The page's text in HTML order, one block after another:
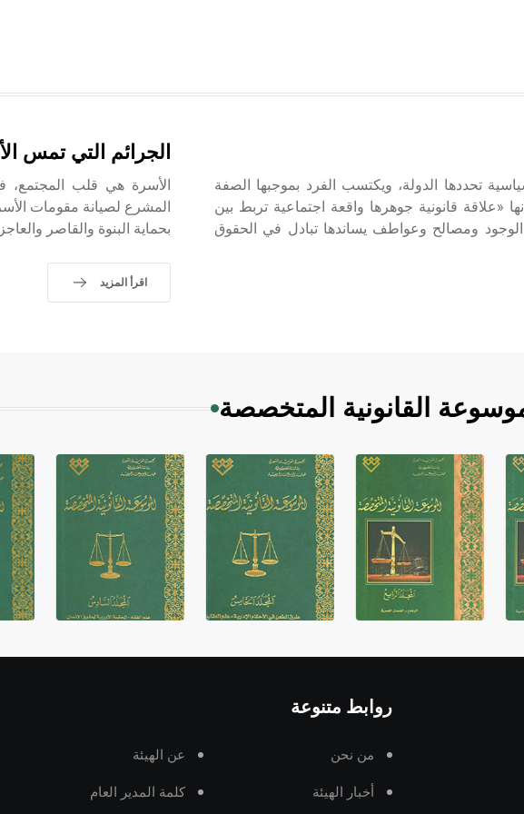
تحددها الدولة، ويكتسب الفرد بموجبها الصفة
«علاقة قانونية جوهرها واقعة اجتماعية تربط بين
ومصالح وعواطف يساندها تبادل في الحقوق
الجرائم التي تمس
الأسرة هي قلب المجتمع،
المشرع لصيانة مقومات
بحماية البنوة والقاصر والعاجز
اقرأ المزيد
القانونية المتخصصة
روابط متنوعة
من نحن عن الهيئة
أخبار الهيئة كلمة المدير العام